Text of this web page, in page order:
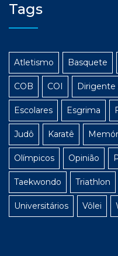
Tags
Atletismo Basquete
COB COI Dirigente
Escolares Esgrima
Judô Karatê
Olímpicos Opinião
Taekwondo Triathlon
Universitários Vôlei